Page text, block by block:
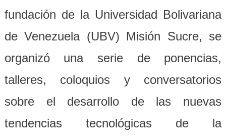
fundación de la Universidad Bolivariana
de Venezuela (UBV) Misión Sucre, se
organizó una serie de ponencias,
talleres, coloquios y conversatorios
sobre el desarrollo de las nuevas
tendencias tecnológicas de la